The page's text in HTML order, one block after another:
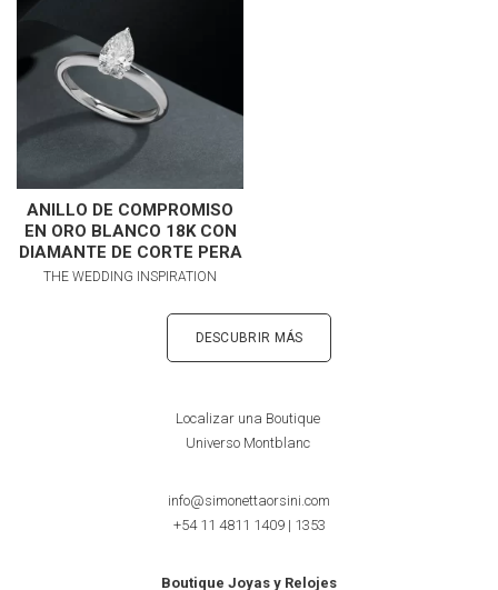
ANILLO DE COMPROMISO
EN ORO BLANCO 18K CON
DIAMANTE DE CORTE PERA
THE WEDDING INSPIRATION
DESCUBRIR MÁS
Localizar una Boutique
Universo Montblanc
info@simonettaorsini.com
+54 11 4811 1409| 1353
Boutique Joyas y Relojes